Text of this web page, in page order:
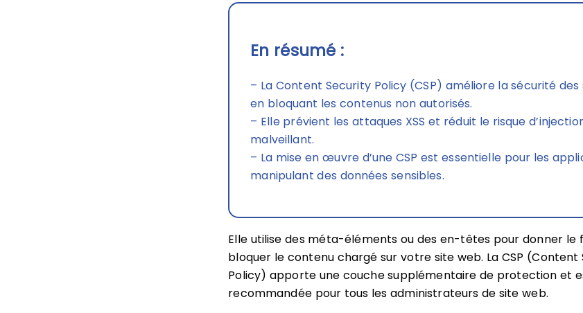
En résumé :
– La Content Security Policy (CSP) améliore la sécurité des
en bloquant les contenus non autorisés.
– Elle prévient les attaques XSS et réduit le risque
malveillant.
– La mise en œuvre d’une CSP est essentielle pour les
manipulant des données sensibles.
Elle utilise des méta-éléments ou des en-têtes pour donner le
bloquer le contenu chargé sur votre site web. La CSP (Content
Policy) apporte une couche supplémentaire de protection et
recommandée pour tous les administrateurs de site web.